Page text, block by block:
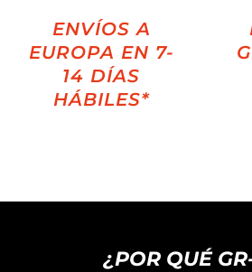
ENVÍOS A
EUROPA EN 7-
14 DÍAS
HÁBILES*
¿POR QUÉ